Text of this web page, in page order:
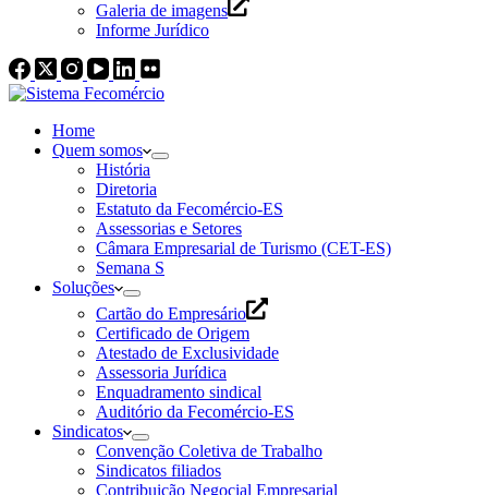
Galeria de imagens
Informe Jurídico
Home
Quem somos
História
Diretoria
Estatuto da Fecomércio-ES
Assessorias e Setores
Câmara Empresarial de Turismo (CET-ES)
Semana S
Soluções
Cartão do Empresário
Certificado de Origem
Atestado de Exclusividade
Assessoria Jurídica
Enquadramento sindical
Auditório da Fecomércio-ES
Sindicatos
Convenção Coletiva de Trabalho
Sindicatos filiados
Contribuição Negocial Empresarial